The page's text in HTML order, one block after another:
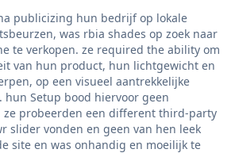
publicizing hun bedrijf op lokale
was rbia shades op zoek naar
te verkopen. ze required the ability om
van hun product, hun lichtgewicht en
op een visueel aantrekkelijke
hun Setup bood hiervoor geen
ze probeerden een different third-party
slider vonden en geen van hen leek
site en was onhandig en moeilijk te